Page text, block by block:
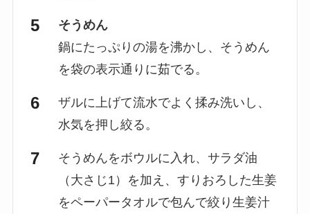
そうめん
鍋にたっぷりの湯を沸かし、そうめん
を袋の表示通りに茹でる。
ザルに上げて流水でよく揉み洗いし、
水気を押し絞る。
そうめんをボウルに入れ、サラダ油
（大さじ1）を加え、すりおろした生姜
をペーパータオルで包んで絞り生姜汁